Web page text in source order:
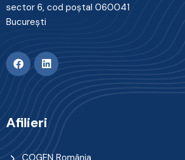
sector 6, cod poştal 060041
Bucureşti
Afilieri